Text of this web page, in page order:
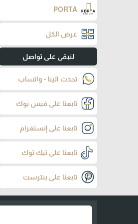
PORTA
عرض الكل
لنبقى على تواصل
تحدث الينا - واتساب
تابعنا على فيس بوك
تابعنا على إنستغرام
تابعنا على تيك توك
تابعنا على بنترست